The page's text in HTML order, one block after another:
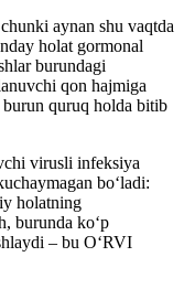
aynan shu vaqtda
holat gormonal
burundagi
qon hajmiga
burun quruq holda bitib
virusli infeksiya
bo‘ladi:
holatning
burunda ko‘p
– bu O‘RVI